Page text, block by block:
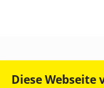
UNSERE
Diese Webseite